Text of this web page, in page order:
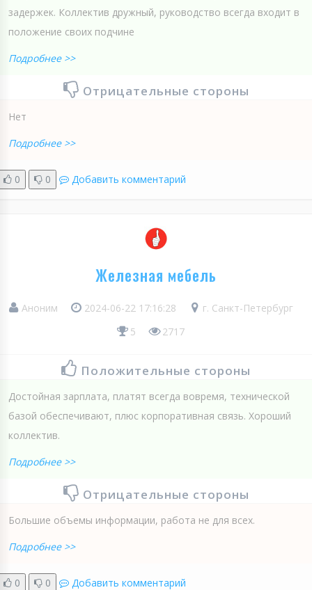
задержек. Коллектив дружный, руководство всегда входит в
положение своих подчине
Подробнее >>
Отрицательные стороны
Нет
Подробнее >>
0 0 Добавить комментарий
Железная мебель
Аноним 2024-06-22 17:16:28
г. Санкт-Петербург
5
2717
Положительные стороны
Достойная зарплата, платят всегда вовремя, технической
базой обеспечивают, плюс корпоративная связь. Хороший
коллектив.
Подробнее >>
Отрицательные стороны
Большие объемы информации, работа не для всех.
Подробнее >>
0 0 Добавить комментарий